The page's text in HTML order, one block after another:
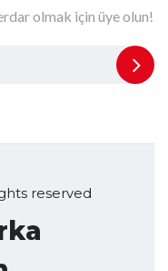
olmak için üye olun!
reserved